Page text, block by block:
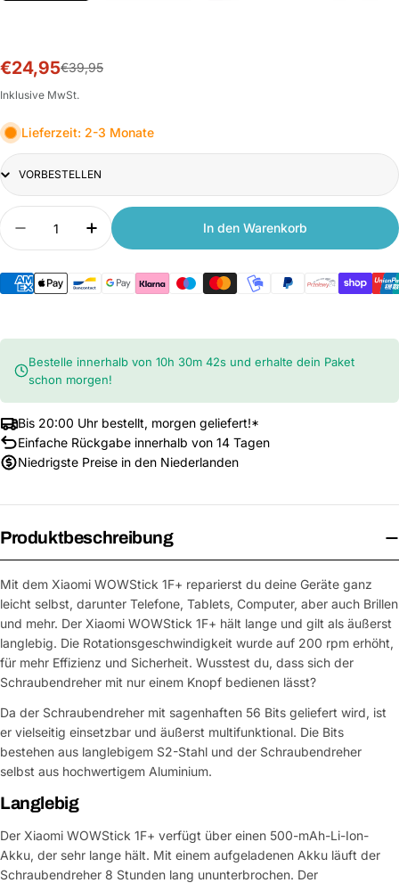
Sale-
Preis
€24,95
Normalpreis
€39,95
Inklusive MwSt.
Lieferzeit: 2-3 Monate
Titel
Anzahl
Menge verringern für Xiaomi WOWStick 1F+
Anzahl erhöhen für Xiaomi WOWStick
In den Warenkorb
Bestelle innerhalb von 10h 30m 42s und erhalte dein Paket
schon morgen!
Bis 20:00 Uhr bestellt, morgen geliefert!*
Einfache Rückgabe innerhalb von 14 Tagen
Niedrigste Preise in den Niederlanden
Produktbeschreibung
Mit dem Xiaomi WOWStick 1F+ reparierst du deine Geräte ganz
leicht selbst, darunter Telefone, Tablets, Computer, aber auch Brillen
und mehr. Der Xiaomi WOWStick 1F+ hält lange und gilt als äußerst
langlebig. Die Rotationsgeschwindigkeit wurde auf 200 rpm erhöht,
für mehr Effizienz und Sicherheit. Wusstest du, dass sich der
Schraubendreher mit nur einem Knopf bedienen lässt?
Da der Schraubendreher mit sagenhaften 56 Bits geliefert wird, ist
er vielseitig einsetzbar und äußerst multifunktional. Die Bits
bestehen aus langlebigem S2-Stahl und der Schraubendreher
selbst aus hochwertigem Aluminium.
Langlebig
Der Xiaomi WOWStick 1F+ verfügt über einen 500-mAh-Li-Ion-
Akku, der sehr lange hält. Mit einem aufgeladenen Akku läuft der
Schraubendreher 8 Stunden lang ununterbrochen. Der